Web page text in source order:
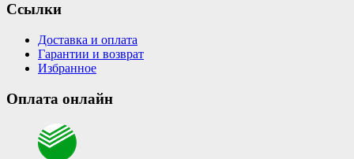
Ссылки
Доставка и оплата
Гарантии и возврат
Избранное
Оплата онлайн